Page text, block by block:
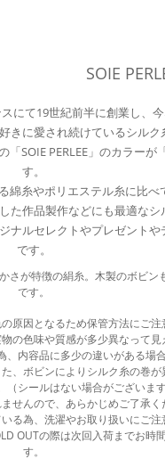
SOIE
スにて19世紀前半に創業し、
きに愛され続けているシルク
「SOIE PERLEE」のカラー
す。
綿糸やポリエステル糸に比
た作品製作などにも最適なシ
ナルセレクトやプレゼント
です。
さが特徴の絹糸。木製のボビン
です。
原因となるため保管方法にご
の色味や質感が多少異なって
、内容品に多少の違いがある場
、ボビンによりシルク糸の巻
（シールはない場合がございま
せんので、あらかじめご了承く
る為、洗濯やお取り扱いにご
OUTの際は次回入荷までお時
す。